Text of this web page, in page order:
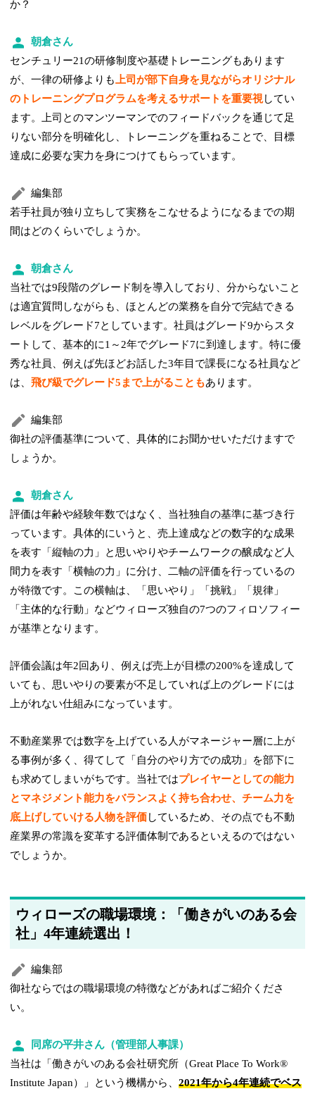
か？
朝倉さん
センチュリー21の研修制度や基礎トレーニングもあります
が、一律の研修よりも
上司が部下自身を見ながらオリジナル
のトレーニングプログラムを考えるサポートを重要視してい
ます。上司とのマンツーマンでのフィードバックを通じて足
りない部分を明確化し、トレーニングを重ねることで、目標
達成に必要な実力を身につけてもらっています。
編集部
若手社員が独り立ちして実務をこなせるようになるまでの期
間はどのくらいでしょうか。
朝倉さん
当社では9段階のグレード制を導入しており、分からないこと
は適宜質問しながらも、ほとんどの業務を自分で完結できる
レベルをグレード7としています。社員はグレード9からスタ
ートして、基本的に1～2年でグレード7に到達します。特に優
秀な社員、例えば先ほどお話した3年目で課長になる社員など
は、飛び級でグレード5まで上がることもあります。
編集部
御社の評価基準について、具体的にお聞かせいただけますで
しょうか。
朝倉さん
評価は年齢や経験年数ではなく、当社独自の基準に基づき行
っています。具体的にいうと、売上達成などの数字的な成果
を表す「縦軸の力」と思いやりやチームワークの醸成など人
間力を表す「横軸の力」に分け、二軸の評価を行っているの
が特徴です。この横軸は、「思いやり」「挑戦」「規律」
「主体的な行動」などウィローズ独自の7つのフィロソフィー
が基準となります。
評価会議は年2回あり、例えば売上が目標の200%を達成して
いても、思いやりの要素が不足していれば上のグレードには
上がれない仕組みになっています。
不動産業界では数字を上げている人がマネージャー層に上が
る事例が多く、得てして「自分のやり方での成功」を部下に
も求めてしまいがちです。当社ではプレイヤーとしての能力
とマネジメント能力をバランスよく持ち合わせ、チーム力を
底上げしていける人物を評価しているため、その点でも不動
産業界の常識を変革する評価体制であるといえるのではない
でしょうか。
ウィローズの職場環境：「働きがいのある会
社」4年連続選出！
編集部
御社ならではの職場環境の特徴などがあればご紹介くださ
い。
同席の平井さん（管理部人事課）
当社は「働きがいのある会社研究所（Great Place To Work®
Institute Japan）」という機構から、2021年から4年連続でベス